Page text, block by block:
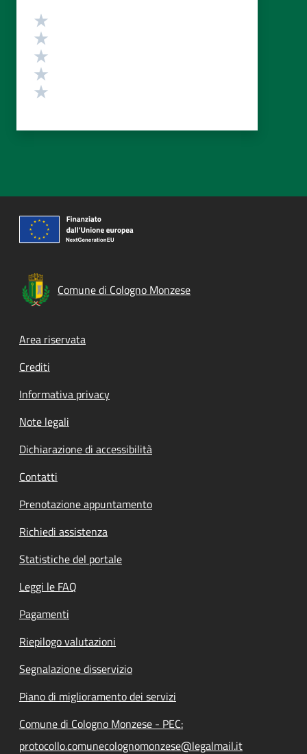
Valutazione
Comune di Cologno Monzese
Footer menu
Area riservata
Crediti
Informativa privacy
Note legali
Dichiarazione di accessibilità
Contatti
Prenotazione appuntamento
Richiedi assistenza
Statistiche del portale
Leggi le FAQ
Pagamenti
Riepilogo valutazioni
Segnalazione disservizio
Piano di miglioramento dei servizi
Comune di Cologno Monzese - PEC:
protocollo.comunecolognomonzese@legalmail.it